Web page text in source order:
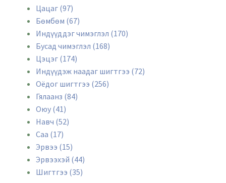
Цацаг (97)
Бөмбөм (67)
Индүүддэг чимэглэл (170)
Бусад чимэглэл (168)
Цэцэг (174)
Индүүдэж наадаг шигтгээ (72)
Оёдог шигтгээ (256)
Гялаанз (84)
Оюу (41)
Навч (52)
Саа (17)
Эрвээ (15)
Эрвээхэй (44)
Шигтгээ (35)